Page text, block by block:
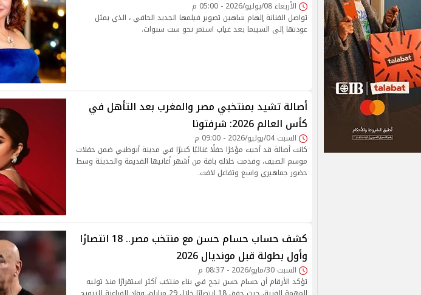
الأربعاء 08/يوليو/2026 - 05:00 م
تواصل الفنانة إلهام شاهين تصوير فيلمها الجديد الحافي ، الذي يمثل
عودتها إلى السينما بعد غياب استمر نحو ست سنوات.
أصالة تشيد بمنتخبي مصر والمغرب بعد التأهل في
كأس العالم 2026: شرفتونا
السبت 04/يوليو/2026 - 09:00 م
كانت أصالة قد أحيت مؤخرًا حفلًا غنائيًا كبيرًا في مدينة أبوظبي ضمن حفلات
موسم الصيف، وقدمت خلاله باقة من أشهر أغانيها القديمة والحديثة وسط
حضور جماهيري واسع وتفاعل لافت.
كشف حساب حسام حسن مع منتخب مصر.. 18 انتصارًا
وأول بطولة قبل مونديال 2026
السبت 30/مايو/2026 - 08:37 م
تؤكد الأرقام أن حسام حسن نجح في بناء منتخب أكثر استقرارًا منذ توليه